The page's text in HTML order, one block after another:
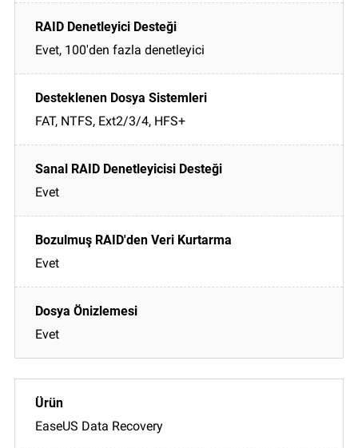
Evet, 100'den fazla denetleyici
FAT, NTFS, Ext2/3/4, HFS+
Evet
Evet
Evet
EaseUS Data Recovery